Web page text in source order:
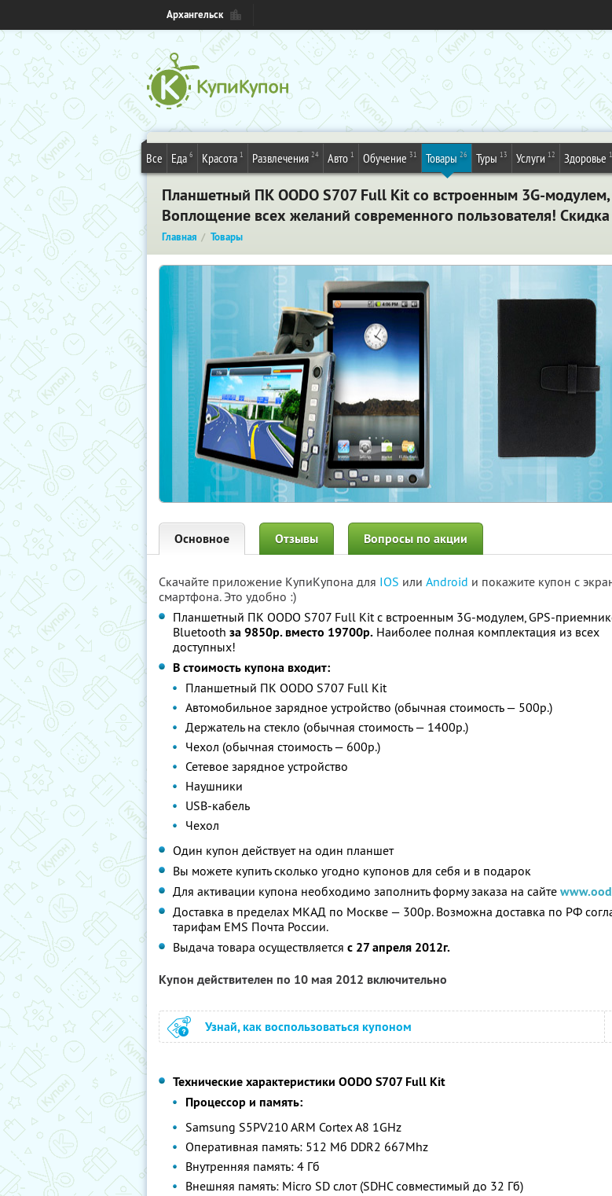
Архангельск
Все Еда 6 Красота 1 Развлечения 24 Авто 1 Обучение 31 Товары 26 Туры 13 Услуги 12 Здоровье 1
Планшетный ПК OODO S707 Full Kit со встроенным 3G-
Воплощение всех желаний современного пользователя!
Главная Товары
Основное Отзывы Вопросы по акции
Скачайте приложение КупиКупона для IOS или Android и покажите купон с
смартфона. Это удобно :)
Планшетный ПК OODO S707 Full Kit с встроенным 3G-модулем, GPS-
Bluetooth за 9850р. вместо 19700р. Наиболее полная комплектация из всех
доступных!
В стоимость купона входит:
Планшетный ПК OODO S707 Full Kit
Автомобильное зарядное устройство (обычная стоимость — 500р.)
Держатель на стекло (обычная стоимость — 1400р.)
Чехол (обычная стоимость — 600р.)
Сетевое зарядное устройство
Наушники
USB-кабель
Чехол
Один купон действует на один планшет
Вы можете купить сколько угодно купонов для себя и в подарок
Для активации купона необходимо заполнить форму заказа на сайте
Доставка в пределах МКАД по Москве — 300р. Возможна доставка по РФ
тарифам EMS Почта России.
Выдача товара осуществляется с 27 апреля 2012г.
Купон действителен по 10 мая 2012 включительно
Узнай, как воспользоваться купоном
Технические характеристики OODO S707 Full Kit
Процессор и память:
Samsung S5PV210 ARM Cortex A8 1GHz
Оперативная память: 512 Мб DDR2 667Mhz
Внутренняя память: 4 Гб
Внешняя память: Micro SD слот (SDHC совместимый до 32 Гб)